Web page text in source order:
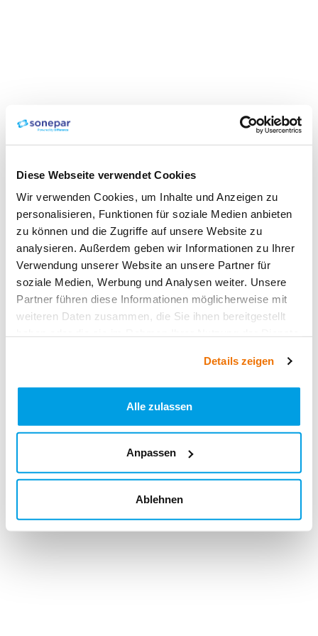
Diese Webseite verwendet Cookies
Wir verwenden Cookies, um Inhalte und Anzeigen zu
personalisieren, Funktionen für soziale Medien anbieten
zu können und die Zugriffe auf unsere Website zu
analysieren. Außerdem geben wir Informationen zu Ihrer
Verwendung unserer Website an unsere Partner für
soziale Medien, Werbung und Analysen weiter. Unsere
Partner führen diese Informationen möglicherweise mit
weiteren Daten zusammen, die Sie ihnen bereitgestellt
Details zeigen
Alle zulassen
Anpassen
Ablehnen